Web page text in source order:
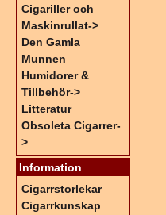
Cigariller och
Maskinrullat->
Den Gamla
Munnen
Humidorer &
Tillbehör->
Litteratur
Obsoleta Cigarrer-
>
Information
Cigarrstorlekar
Cigarrkunskap